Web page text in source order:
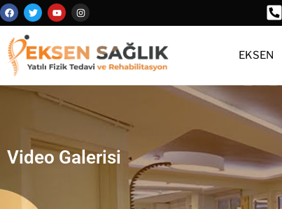
EKSEN
Video Galerisi